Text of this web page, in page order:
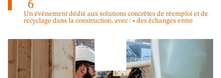
6
Un événement dédié aux solutions concrètes de réemploi et de
recyclage dans la construction, avec : • des échanges entre